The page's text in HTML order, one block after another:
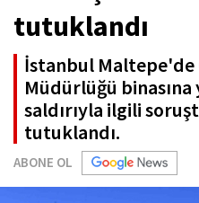
tutuklandı
İstanbul Maltepe'de
Müdürlüğü binasına
saldırıyla ilgili
tutuklandı.
ABONE OL